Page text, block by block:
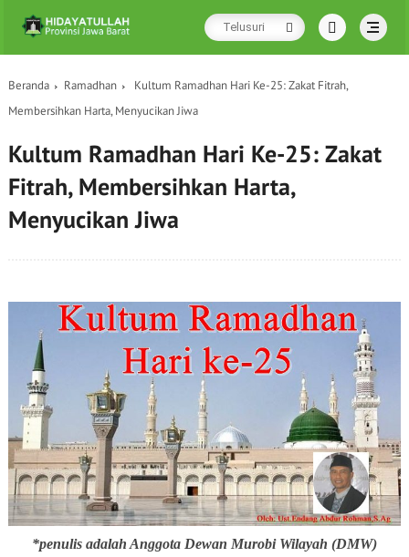
Beranda Ramadhan
Kultum Ramadhan Hari Ke-25: Zakat Fitrah,
Membersihkan Harta, Menyucikan Jiwa
Kultum Ramadhan Hari Ke-25: Zakat
Fitrah, Membersihkan Harta,
Menyucikan Jiwa
*penulis adalah Anggota Dewan Murobi Wilayah (DMW)